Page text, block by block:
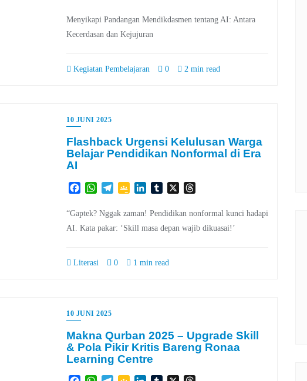
Menyikapi Pandangan Mendikdasmen tentang AI: Antara
Kecerdasan dan Kejujuran
Kegiatan Pembelajaran 0 2 min read
10 JUNI 2025
Flashback Urgensi Kelulusan Warga
Belajar Pendidikan Nonformal di Era
AI
FacebookWhatsApp
TelegramGoogleLinkedInTumblr
X
“Gaptek? Nggak zaman! Pendidikan nonformal kunci hadapi
AI. Kata pakar: ‘Skill masa depan wajib dikuasai!’
Literasi 0 1 min read
10 JUNI 2025
Makna Qurban 2025 – Upgrade Skill
& Pola Pikir Kritis Bareng Ronaa
Learning Centre